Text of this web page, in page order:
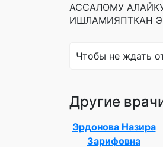
АССАЛОМУ
ИШЛАМИЯПТКАН
Чтобы не ждать
Другие
Эрдонова Назира
Зарифовна